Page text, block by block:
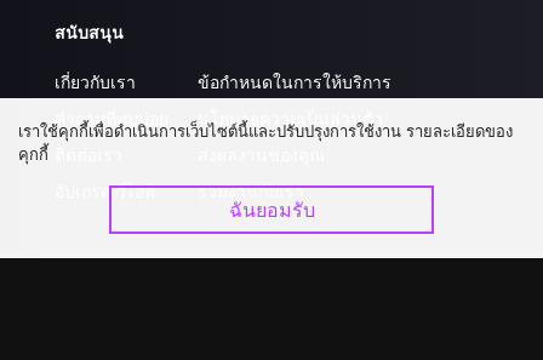
สนับสนุน
เกี่ยวกับเรา
คำถามที่พบบ่อย
อัปเกรด วีไอพี
ข้อกำหนดในการให้บริการ
นโยบายความเป็นส่วนตัว
ร่วมงานกับเรา
เราใช้คุกกี้เพื่อดำเนินการเว็บไซต์นี้และปรับปรุงการใช้งาน รายละเอียดของ
คุกกี้
ฉันยอมรับ